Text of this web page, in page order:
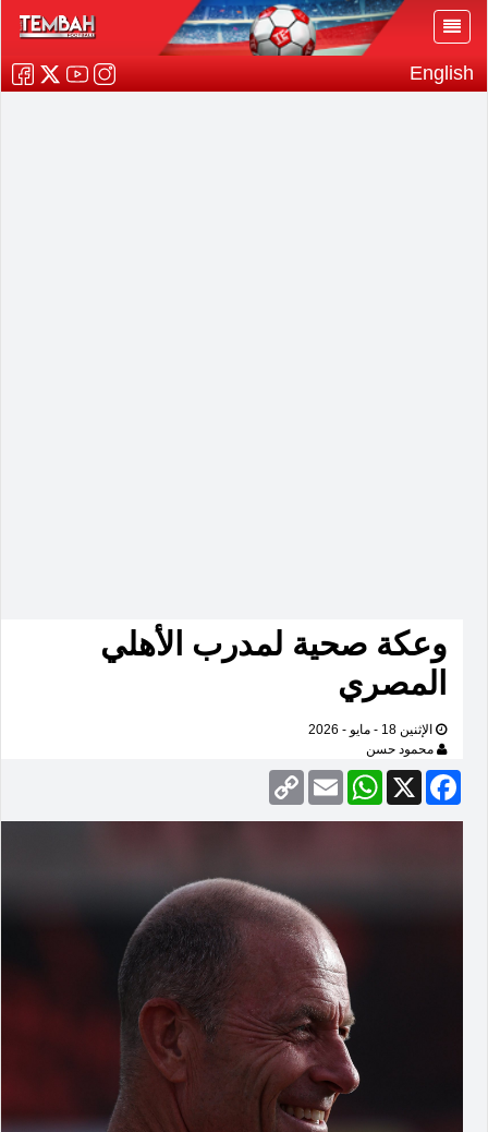
English
وعكة صحية لمدرب الأهلي
المصري
الإثنين 18 - مايو - 2026
محمود حسن
Facebook
X
WhatsApp
Email
Copy
Link